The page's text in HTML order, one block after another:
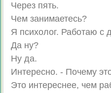
Через пять.
Чем занимаетесь?
Я психолог. Работаю с
Да ну?
Ну да.
Интересно. - Почему
Это интереснее, чем